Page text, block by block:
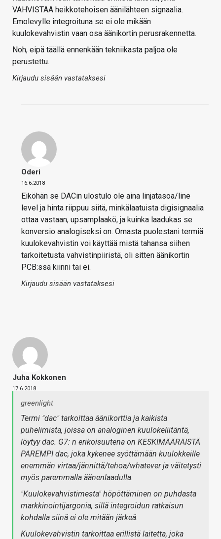
VAHVISTAA heikkotehoisen äänilähteen signaalia.
Emolevylle integroituna se ei ole mikään
kuulokevahvistin vaan osa äänikortin perusrakennetta.
Noh, eipä täällä ennenkään tekniikasta paljoa ole
perustettu.
Kirjaudu sisään vastataksesi
Oderi
16.6.2018
Eiköhän se DACin ulostulo ole aina linjatasoa/line
level ja hinta riippuu siitä, minkälaatuista digisignaalia
ottaa vastaan, upsamplaakö, ja kuinka laadukas se
konversio analogiseksi on. Omasta puolestani termiä
kuulokevahvistin voi käyttää mistä tahansa siihen
tarkoitetusta vahvistinpiiristä, oli sitten äänikortin
PCB:ssä kiinni tai ei.
Kirjaudu sisään vastataksesi
Juha Kokkonen
17.6.2018
greenlight
Termi "dac" tarkoittaa äänikorttia ja kaikista
puhelimista, joissa on analoginen kuulokeliitäntä,
löytyy dac. G7: n erikoisuutena on KESKIMÄÄRÄISTÄ
PAREMPI dac, joka kykenee syöttämään kuulokkeille
enemmän virtaa/jännittä/tehoa/whatever ja väitetysti
myös paremmalla äänenlaadulla.
"Kuulokevahvistimesta" höpöttäminen on puhdasta
markkinointijargonia, sillä integroidun ratkaisun
kohdalla siinä ei ole mitään järkeä.
Kuulokevahvistin tarkoittaa erillistä laitetta, joka